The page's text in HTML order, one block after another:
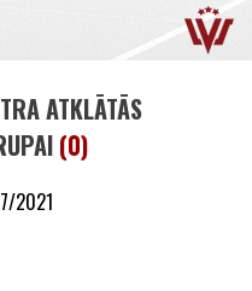
ATKLĀTĀS
(0)
2021